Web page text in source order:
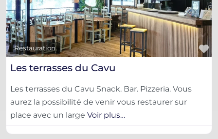
Restauration
Les terrasses du Cavu
Les terrasses du Cavu Snack. Bar. Pizzeria. Vous
aurez la possibilité de venir vous restaurer sur
place avec un large Voir plus…